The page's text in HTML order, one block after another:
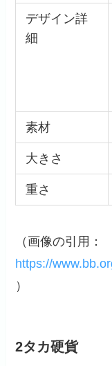
デザイン詳
細
素材
大きさ
重さ
（画像の引用：
https://
）
2タカ硬貨